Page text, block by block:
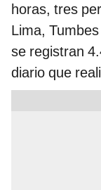
horas, tres
Lima,
se registran
diario que